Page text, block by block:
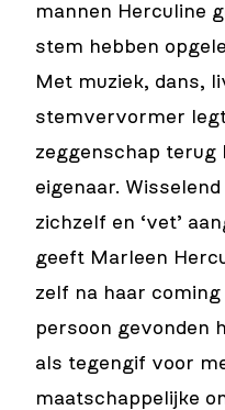
mannen Herculine
stem hebben
Met muziek, dans,
stemvervormer
zeggenschap terug
eigenaar.
zichzelf en ‘vet’
geeft Marleen
zelf na haar
persoon gevonden
als tegengif voor
maatschappelijke